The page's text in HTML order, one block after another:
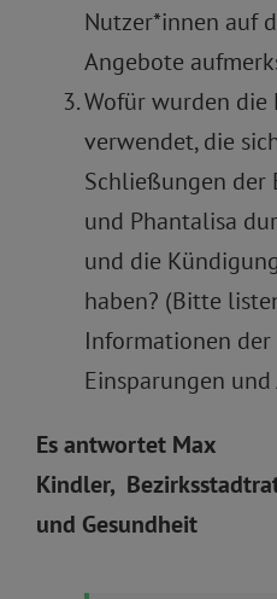
Nutzer*innen auf
Angebote
Wofür wurden die
verwendet, die
Schließungen der
und Phantalisa
und die
haben? (Bitte
Informationen der
Einsparungen und
Es antwortet Max
Kindler,
und Gesundheit